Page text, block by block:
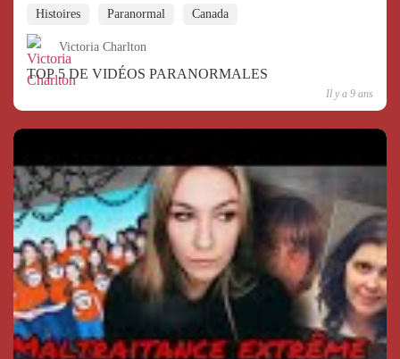
Histoires Paranormal Canada
Victoria Charlton
TOP 5 DE VIDÉOS PARANORMALES
Il y a 9 ans